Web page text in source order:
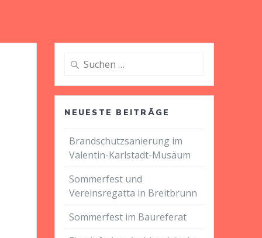
Suche
nach:
NEUESTE BEITRÄGE
Brandschutzsanierung im
Valentin-Karlstadt-Musäum
Sommerfest und
Vereinsregatta in Breitbrunn
Sommerfest im Baureferat